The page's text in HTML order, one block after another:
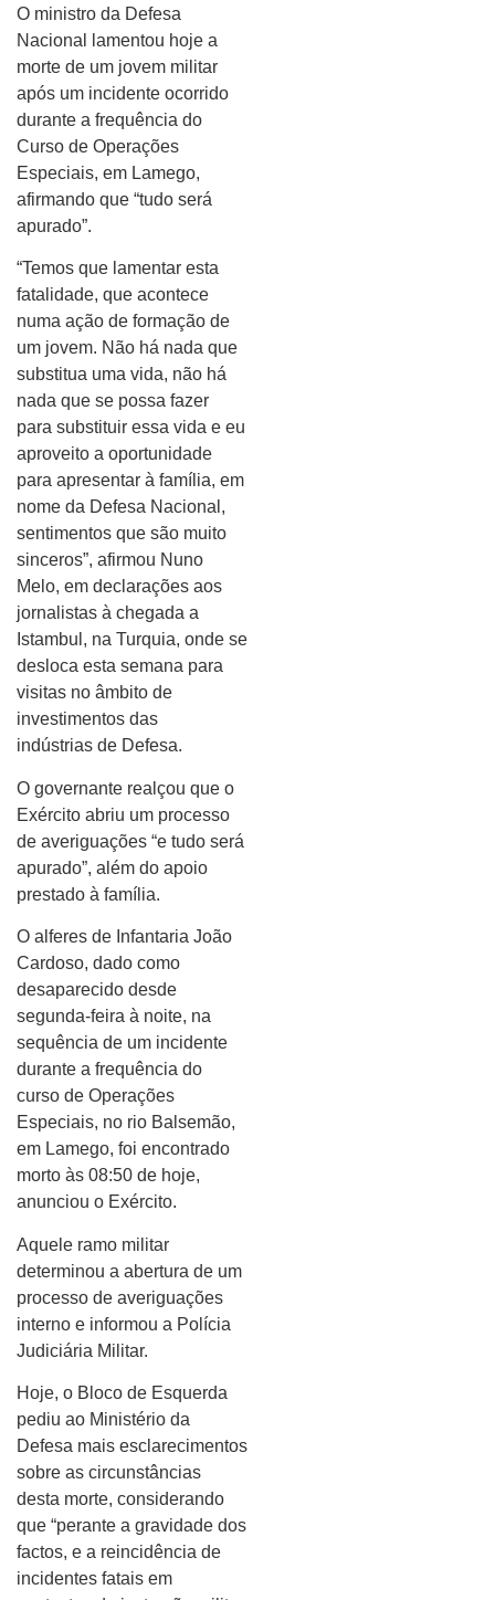
O ministro da Defesa
Nacional lamentou hoje a
morte de um jovem militar
após um incidente ocorrido
durante a frequência do
Curso de Operações
Especiais, em Lamego,
afirmando que “tudo será
apurado”.
“Temos que lamentar esta
fatalidade, que acontece
numa ação de formação de
um jovem. Não há nada que
substitua uma vida, não há
nada que se possa fazer
para substituir essa vida e eu
aproveito a oportunidade
para apresentar à família, em
nome da Defesa Nacional,
sentimentos que são muito
sinceros”, afirmou Nuno
Melo, em declarações aos
jornalistas à chegada a
Istambul, na Turquia, onde se
desloca esta semana para
visitas no âmbito de
investimentos das
indústrias de Defesa.
O governante realçou que o
Exército abriu um processo
de averiguações “e tudo será
apurado”, além do apoio
prestado à família.
O alferes de Infantaria João
Cardoso, dado como
desaparecido desde
segunda-feira à noite, na
sequência de um incidente
durante a frequência do
curso de Operações
Especiais, no rio Balsemão,
em Lamego, foi encontrado
morto às 08:50 de hoje,
anunciou o Exército.
Aquele ramo militar
determinou a abertura de um
processo de averiguações
interno e informou a Polícia
Judiciária Militar.
Hoje, o Bloco de Esquerda
pediu ao Ministério da
Defesa mais esclarecimentos
sobre as circunstâncias
desta morte, considerando
que “perante a gravidade dos
factos, e a reincidência de
incidentes fatais em